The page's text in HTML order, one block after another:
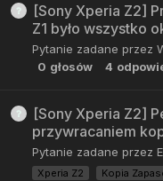
[Sony Xperia Z2]
Z1 było wszystko
Pytanie zadane przez
0 głosów 4
[Sony Xperia Z2]
przywracaniem
Pytanie zadane przez
Xperia Z2 Kopia